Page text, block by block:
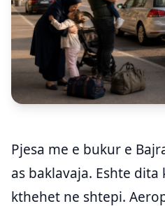
Pjesa me e bukur e
as baklavaja. Eshte
kthehet ne shtepi.